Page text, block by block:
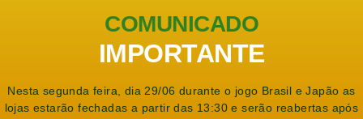
COMUNICADO
IMPORTANTE
Nesta segunda feira, dia 29/06 durante o jogo Brasil e Japão as
lojas estarão fechadas a partir das 13:30 e serão reabertas após